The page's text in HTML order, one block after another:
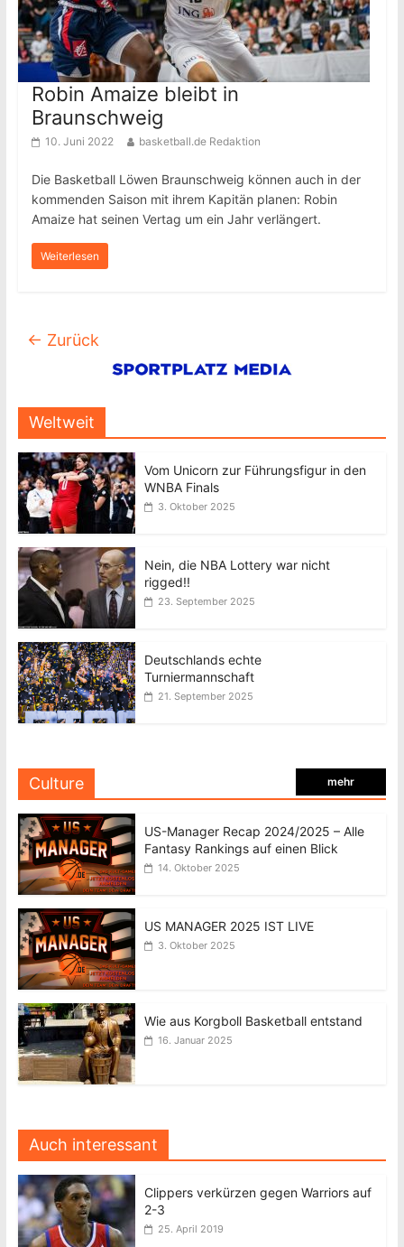
Robin Amaize bleibt in
Braunschweig
10. Juni 2022 basketball.de Redaktion
Die Basketball Löwen Braunschweig können auch in der
kommenden Saison mit ihrem Kapitän planen: Robin
Amaize hat seinen Vertag um ein Jahr verlängert.
Weiterlesen
← Zurück
Weltweit
Vom Unicorn zur Führungsfigur in den
WNBA Finals
3. Oktober 2025
Nein, die NBA Lottery war nicht
rigged!!
23. September 2025
Deutschlands echte
Turniermannschaft
21. September 2025
Culture mehr
US-Manager Recap 2024/2025 – Alle
Fantasy Rankings auf einen Blick
14. Oktober 2025
US MANAGER 2025 IST LIVE
3. Oktober 2025
Wie aus Korgboll Basketball entstand
16. Januar 2025
Auch interessant
Clippers verkürzen gegen Warriors auf
2-3
25. April 2019